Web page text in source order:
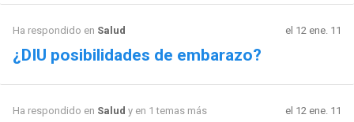
Ha respondido en Salud el 12 ene. 11
¿DIU posibilidades de embarazo?
Ha respondido en Salud y en 1 temas más el 12 ene. 11